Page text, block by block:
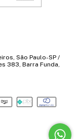
São Paulo-SP /
383, Barra Funda,